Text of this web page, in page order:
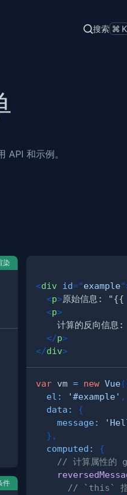
搜索 ⌘K
API 和示例。
染
<div id="example"
<p>原始信息:
<p>
</p>
</div>
var vm = new Vue(
el : '#example' ,
data :
{
message:
} ,
computed :
{
// 计算属性的
// `this` 指
件